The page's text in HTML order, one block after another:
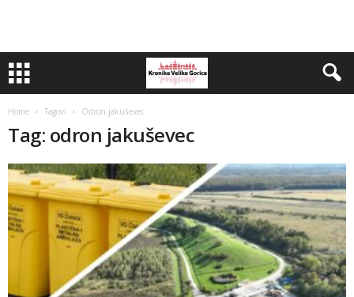
Home Tagovi Odron jakuševec
Tag: odron jakuševec